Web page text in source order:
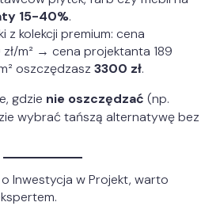
15-40%.
z kolekcji premium: cena
m² → cena projektanta 189
oszczędzasz 3300 zł.
gdzie nie oszczędzać (np.
wybrać tańszą alternatywę bez
Inwestycja w Projekt, warto